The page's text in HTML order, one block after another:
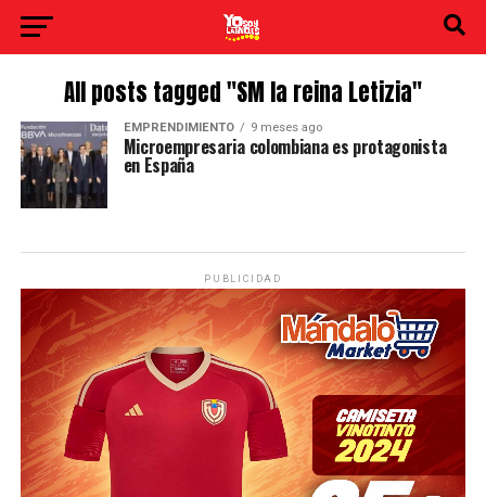
All posts tagged "SM la reina Letizia"
EMPRENDIMIENTO 9 meses ago
Microempresaria colombiana es protagonista
en España
PUBLICIDAD